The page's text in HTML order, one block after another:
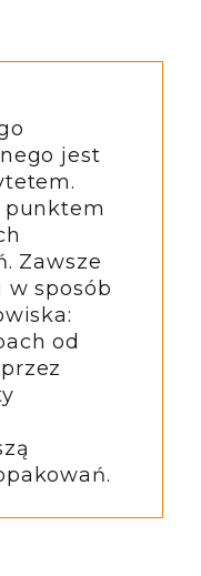
jest
punktem
Zawsze
w sposób
od